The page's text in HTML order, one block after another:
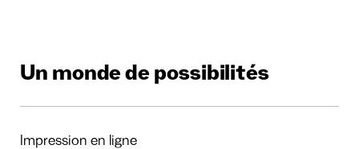
Un monde de possibilités
Impression en ligne